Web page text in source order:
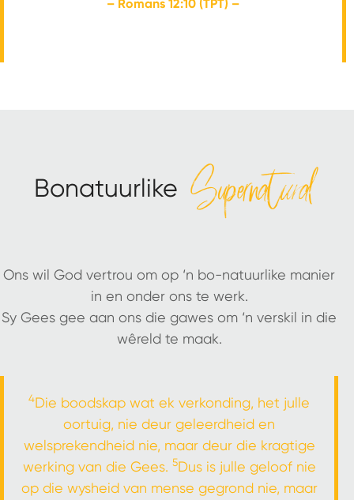
– Romans 12:10 (TPT) –
Bonatuurlike Supernatural
Ons wil God vertrou om op ‘n bo-natuurlike manier
in en onder ons te werk.
Sy Gees gee aan ons die gawes om ‘n verskil in die
wêreld te maak.
4Die boodskap wat ek verkonding, het julle
oortuig, nie deur geleerdheid en
welsprekendheid nie, maar deur die kragtige
werking van die Gees. 5Dus is julle geloof nie
op die wysheid van mense gegrond nie, maar